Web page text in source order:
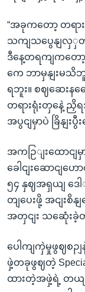
“အခုကတော့ တရာ
သကျသပွေနျလှှတ
ဒီနေ့တရကျကတေ
ကေ ဘာမှနျးမသိ
ရဘူး။ စဈဆေးနတ
တရားရုံးတှနေဲ့ ညှိရ
အပွငျမှာပဲ ခြိနျး
အကဉြျးထောငျမှ
ခေါငျးဆောငျဟ
၅၄ နှဈအရှယျ ဒ
တျပေးဖို့ အငျးစိန
အတှငျး သဆေုံးခဲ့တ
ပေါကျကှဲမှုဖွဈစဉ
ဖှဲ့တခုဖွဈတဲ့ Special
ထားတဲ့အဖှဲ့ရဲ့ တယျ